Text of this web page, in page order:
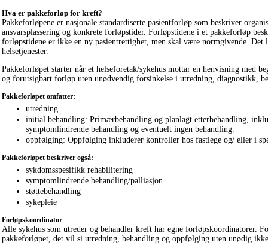
Hva er pakkeforløp for kreft?
Pakkeforløpene er nasjonale standardiserte pasientforløp som beskriver
ansvarsplassering og konkrete forløpstider. Forløpstidene i et pakkeforløp
forløpstidene er ikke en ny pasientrettighet, men skal være normgivende.
helsetjenester.
Pakkeforløpet starter når et helseforetak/sykehus mottar en henvisning med
og forutsigbart forløp uten unødvendig forsinkelse i utredning, diagnostikk,
Pakkeforløpet omfatter:
utredning
initial behandling: Primærbehandling og planlagt etterbehandling,
symptomlindrende behandling og eventuelt ingen behandling.
oppfølging: Oppfølging inkluderer kontroller hos fastlege og/ eller i
Pakkeforløpet beskriver også:
sykdomsspesifikk rehabilitering
symptomlindrende behandling/palliasjon
støttebehandling
sykepleie
Forløpskoordinator
Alle sykehus som utreder og behandler kreft har egne forløpskoordinatorer.
pakkeforløpet, det vil si utredning, behandling og oppfølging uten unødig